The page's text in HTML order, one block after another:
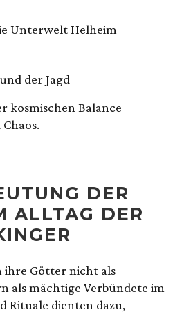
Unterwelt Helheim
der Jagd
kosmischen Balance
DER
ALLTAG DER
Götter nicht als
als mächtige Verbündete im
Rituale dienten dazu,